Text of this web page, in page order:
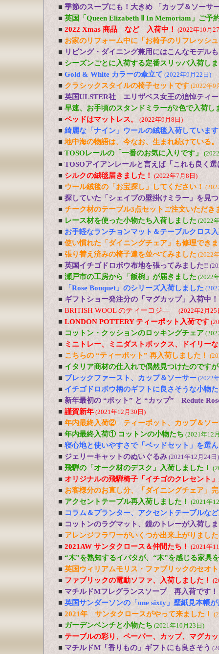
■ 季節のスープにも！大きめ 「カップ＆ソーサ
■ 英国「Queen Elizabeth Ⅱ In Memoriam」ご予
■ 2022 Xmas 商品 など 入荷中！ (2022年10月
■ お家のリフォーム中に「お椅子のリフレッシ
■ リビング・ダイニング兼用にはこんなモデルも
■ シーズンごとに入荷する定番スリッパ入荷し
■ Gold & White カラーの傘立て (2022年9月22日)
■ クラシックスタイルの椅子セットです (2022年9
■ 英国ULSTER社 エリザベス女王の追悼ティ
■ 早速、お手頃のスタンドミラーが2色で入荷し
■ ベッドはマットレス。 (2022年9月8日)
■ 綺麗な「ナイン」ウールの絨毯入荷しています
■ 地中海の物語は、今なお、生まれ続けている
■ TOSOレールの「一番のお気に入りです」
■ TOSOアイアンレールと言えば「これも良く
■ シルクの絨毯届きました！ (2022年7月8日)
■ ウール絨毯の「お宝探し」してください！
■ 探していた「シェイプの壁掛けミラー」を見
■ チーク材のテーブル3点セットご注文いただき
■ レース材を使った小物たち入荷しました (2022
■ お手軽なランチョンマット＆テーブルクロス
■ 使い慣れた「ダイニングチェア」も修理でき
■ 張り替え済みの椅子達を並べてみました (2022
■ 英国イチゴドロボウ布地を張ってみました‼
■ 瀬戸市の工房から「飯椀」が届きました (2022
■ 「Rose Bouquet」のシリーズ入荷しました
■ ギフトショー発注分の「マグカップ」入荷中！
■ BRITISH WOOL のティーコジ― (2022年2月25
■ LONDON POTTERY ティーポット入荷です
■ コットン・クッションのロッキングチェア
■ ミニトレー、ミニダストボックス、ドイリー
■ こちらの “ティーポット” 再入荷しました！
■ イタリア商材の仕入れで偶然見つけたのです
■ ブレックファースト、カップ＆ソーサー (2022
■ イチゴドロボウ柄のギフトに良さそうな小物
■ 新年最初の “ポット” と “カップ” Redute
■ 謹賀新年 (2021年12月30日)
■ 年内最終入荷② ティーポット、カップ＆ソー
■ 年内最終入荷① コットンの小物たち (2021年12
■ 寝心地と使いやすさで「ベッドセット」を選
■ ジェリーキャットのぬいぐるみ (2021年12月24日)
■ 飛騨の「オーク材のデスク」入荷しました！
■ オリジナルの飛騨椅子「イチゴのクレセント
■ お客様分のお直し分、「ダイニングチェア」
■ アクセントテーブル再入荷しました！ (2021年
■ コラム＆プランター、アクセントテーブルな
■ コットンのラグマット、鏡のトレーが入荷し
■ アレンジフラワーがいくつか出来上がりまし
■ 2021AW サンタクロース＆仲間たち！ (2021年
■ “木”を熟知するイバタが、“木”を感じる家具
■ 英国ウィリアムモリス・ファブリックのセオ
■ ファブリックの電動ソファ、入荷しました！
■ マチルドMフレグランスソープ 再入荷です！
■ 英国サンダーソンの「one sixty」壁紙見本帳
■ 2021年 サンタクロースがやって来ました！
■ ガーデンベンチと小物たち (2021年10月23日)
■ テーブルの彩り、ペーパー、カップ、マグカ
■ マチルドM「香りもの」ギフトにも良さそう